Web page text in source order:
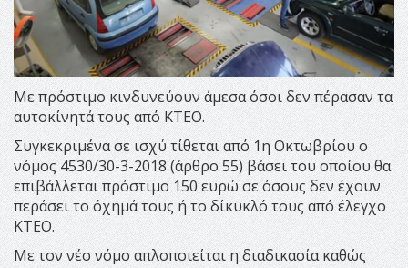
Με πρόστιμο κινδυνεύουν άμεσα όσοι δεν πέρασαν τα
αυτοκίνητά τους από ΚΤΕΟ.
Συγκεκριμένα σε ισχύ τίθεται από 1η Οκτωβρίου ο
νόμος 4530/30-3-2018 (άρθρο 55) βάσει του οποίου θα
επιβάλλεται πρόστιμο 150 ευρώ σε όσους δεν έχουν
περάσει το όχημά τους ή το δίκυκλό τους από έλεγχο
ΚΤΕΟ.
Με τον νέο νόμο απλοποιείται η διαδικασία καθώς